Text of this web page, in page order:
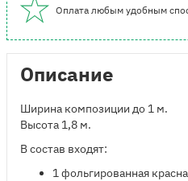
Оплата любым удобным
Описание
Ширина композиции до 1 м.
Высота 1,8 м.
В состав входят:
​1 фольгированная